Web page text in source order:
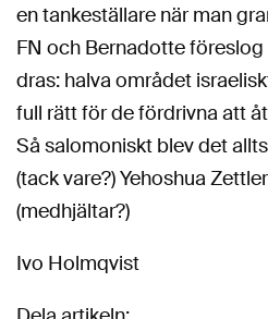
en tankeställare när man
FN och Bernadotte
dras: halva området
full rätt för de fördrivna att
Så salomoniskt blev det
(tack vare?) Yehoshua
(medhjältar?)
Ivo Holmqvist